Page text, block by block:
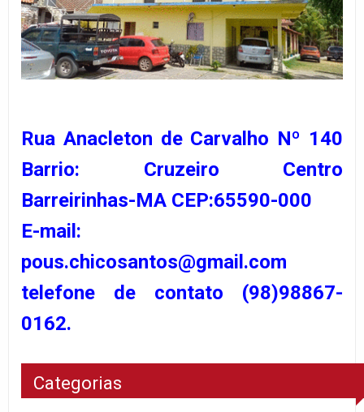
Rua Anacleton de Carvalho Nº 140
Barrio: Cruzeiro Centro
Barreirinhas-MA CEP:65590-000
E-mail:
pous.chicosantos@gmail.com
telefone de contato (98)98867-
0162.
Categorias